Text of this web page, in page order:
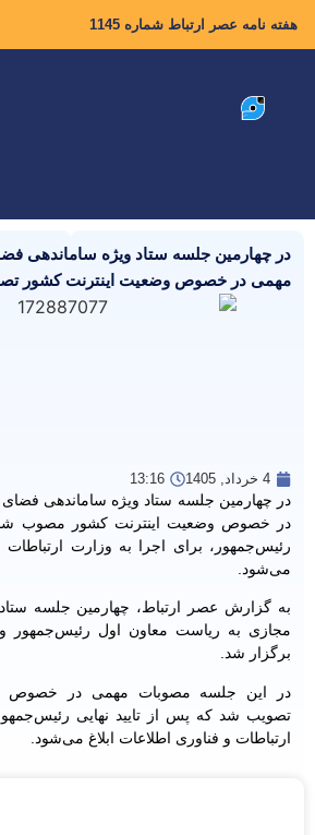
هفته نامه عصر ارتباط شماره 1145
در چهارمین جلسه ستاد ویژه ساماندهی
مهمی در خصوص وضعیت اینترنت کشور
4 خرداد, 1405 13:16
در چهارمین جلسه ستاد ویژه ساماندهی
در خصوص وضعیت اینترنت کشور مصوب شد
رئیس‌جمهور، برای اجرا به وزارت ارتباطات
می‌شود.
به گزارش عصر ارتباط، چهارمین جلسه
مجازی به ریاست معاون اول رئیس‌جمهور
برگزار شد.
در این جلسه مصوبات مهمی در خصوص
تصویب شد که پس از تایید نهایی
ارتباطات و فناوری اطلاعات ابلاغ می‌شود.